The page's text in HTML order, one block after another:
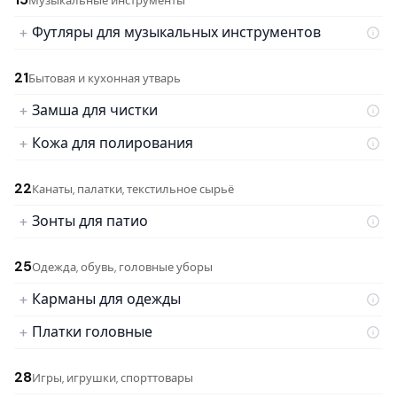
Футляры для музыкальных инструментов
21Бытовая и кухонная утварь
Замша для чистки
Кожа для полирования
22Канаты, палатки, текстильное сырьё
Зонты для патио
25Одежда, обувь, головные уборы
Карманы для одежды
Платки головные
28Игры, игрушки, спорттовары